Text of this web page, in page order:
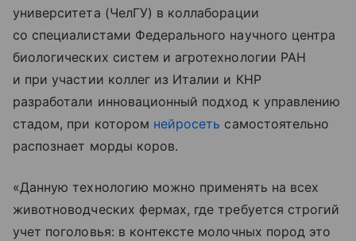
университета (ЧелГУ) в коллаборации
со специалистами Федерального научного центра
биологических систем и агротехнологии РАН
и при участии коллег из Италии и КНР
разработали инновационный подход к управлению
стадом, при котором нейросеть самостоятельно
распознает морды коров.
«Данную технологию можно применять на всех
животноводческих фермах, где требуется строгий
учет поголовья: в контексте молочных пород это